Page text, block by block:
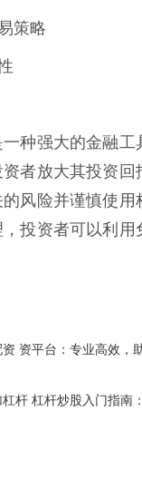
策略
种强大的金融工
者放大其投资回
风险并谨慎使用
投资者可以利用
资平台：专业高效，
杆 杠杆炒股入门指南